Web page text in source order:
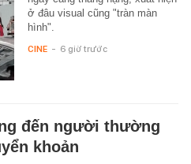
ở đâu visual cũng "tràn màn
hình".
CINE - 6 giờ trước
đến người thường
khoản